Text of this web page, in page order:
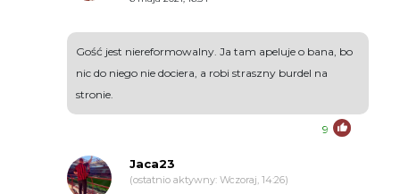
Gość jest niereformowalny. Ja tam apeluje o bana, bo
nic do niego nie dociera, a robi straszny burdel na
stronie.
9
Jaca23
(ostatnio aktywny: Wczoraj, 14:26)